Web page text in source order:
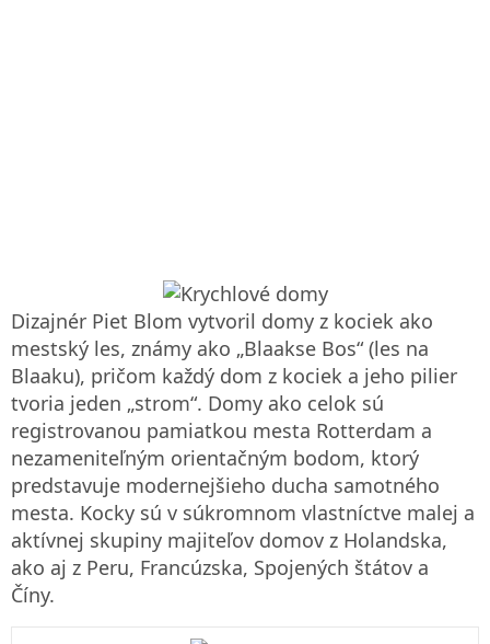
Dizajnér Piet Blom vytvoril domy z kociek ako
mestský les, známy ako „Blaakse Bos“ (les na
Blaaku), pričom každý dom z kociek a jeho pilier
tvoria jeden „strom“. Domy ako celok sú
registrovanou pamiatkou mesta Rotterdam a
nezameniteľným orientačným bodom, ktorý
predstavuje modernejšieho ducha samotného
mesta. Kocky sú v súkromnom vlastníctve malej a
aktívnej skupiny majiteľov domov z Holandska,
ako aj z Peru, Francúzska, Spojených štátov a
Číny.